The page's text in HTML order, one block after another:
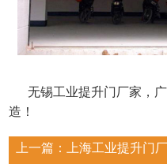
无锡工业提升门厂家，广
造！
上一篇：
上海工业提升门